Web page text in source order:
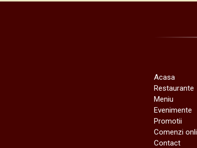
Acasa
Restaurante
Meniu
Evenimente
Promotii
Comenzi
Contact